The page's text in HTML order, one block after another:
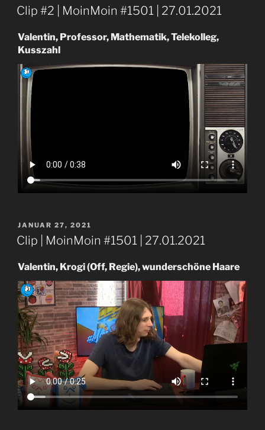
AM
Clip #2 | MoinMoin #1501 | 27.01.2021
Valentin, Professor, Mathematik, Telekolleg,
Kusszahl
VERÖFFENTLICHT
AM
JANUAR 27, 2021
Clip | MoinMoin #1501 | 27.01.2021
Valentin, Krogi (Off, Regie), wunderschöne Haare